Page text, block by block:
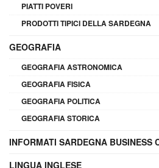
PIATTI POVERI
PRODOTTI TIPICI DELLA SARDEGNA
GEOGRAFIA
GEOGRAFIA ASTRONOMICA
GEOGRAFIA FISICA
GEOGRAFIA POLITICA
GEOGRAFIA STORICA
INFORMATI SARDEGNA BUSINESS
LINGUA INGLESE